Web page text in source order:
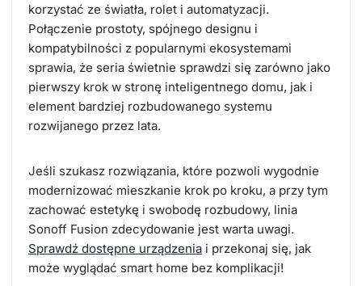
korzystać ze światła, rolet i automatyzacji.
Połączenie prostoty, spójnego designu i
kompatybilności z popularnymi ekosystemami
sprawia, że seria świetnie sprawdzi się zarówno jako
pierwszy krok w stronę inteligentnego domu, jak i
element bardziej rozbudowanego systemu
rozwijanego przez lata.
Jeśli szukasz rozwiązania, które pozwoli wygodnie
modernizować mieszkanie krok po kroku, a przy tym
zachować estetykę i swobodę rozbudowy, linia
Sonoff Fusion zdecydowanie jest warta uwagi.
Sprawdź dostępne urządzenia i przekonaj się, jak
może wyglądać smart home bez komplikacji!